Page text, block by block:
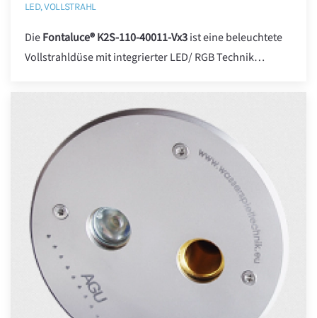
LED, VOLLSTRAHL
DieFontaluce® K2S-110-40011-Vx3ist eine beleuchtete
Vollstrahldüse mit integrierter LED/ RGB Technik…